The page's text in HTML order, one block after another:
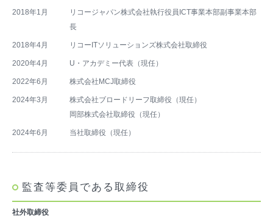
2018年1月
リコージャパン株式会社執行役員ICT事業本部副事業本部
長
2018年4月 リコーITソリューションズ株式会社取締役
2020年4月 U・アカデミー代表（現任）
2022年6月 株式会社MCJ取締役
2024年3月
株式会社ブロードリーフ取締役（現任）
岡部株式会社取締役（現任）
2024年6月 当社取締役（現任）
監査等委員である取締役
社外取締役